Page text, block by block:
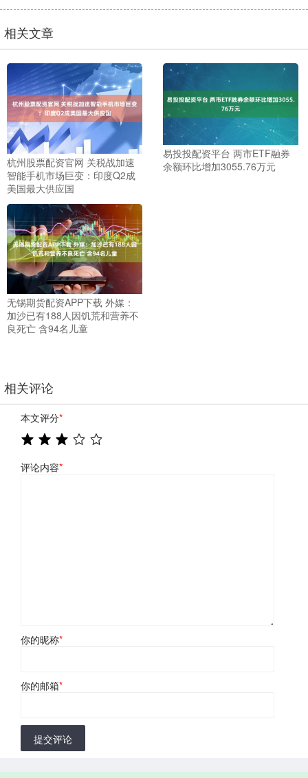
相关文章
杭州股票配资官网 关税战加速
智能手机市场巨变：印度Q2成
美国最大供应国
易投投配资平台 两市ETF融券
余额环比增加3055.76万元
无锡期货配资APP下载 外媒：
加沙已有188人因饥荒和营养不
良死亡 含94名儿童
相关评论
本文评分*
评论内容*
你的昵称*
你的邮箱*
提交评论